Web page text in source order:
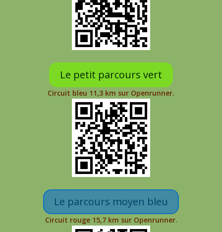
Le petit parcours vert
Circuit bleu 11,3 km sur Openrunner.
Le parcours moyen bleu
Circuit rouge 15,7 km sur Openrunner.